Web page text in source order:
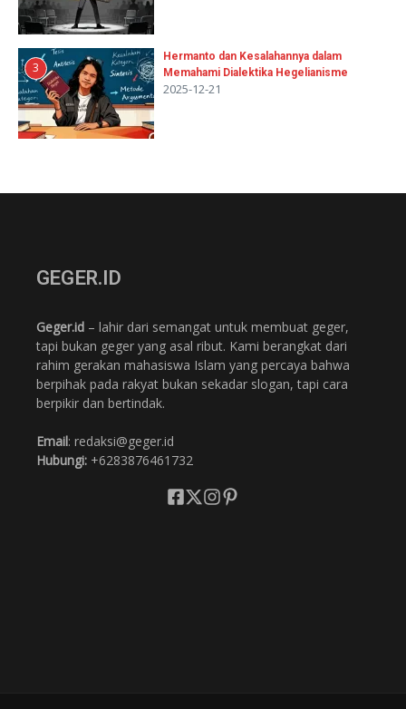
3
Hermanto dan Kesalahannya dalam
Memahami Dialektika Hegelianisme
2025-12-21
GEGER.ID
Geger.id – lahir dari semangat untuk membuat geger,
tapi bukan geger yang asal ribut. Kami berangkat dari
rahim gerakan mahasiswa Islam yang percaya bahwa
berpihak pada rakyat bukan sekadar slogan, tapi cara
berpikir dan bertindak.
Email: redaksi@geger.id
Hubungi: +6283876461732